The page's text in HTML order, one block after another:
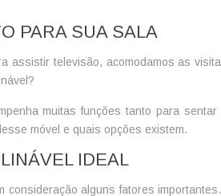
PARA SUA SALA
assistir televisão, acomodamos as
?
muitas funções tanto para
móvel e quais opções existem.
IDEAL
alguns fatores